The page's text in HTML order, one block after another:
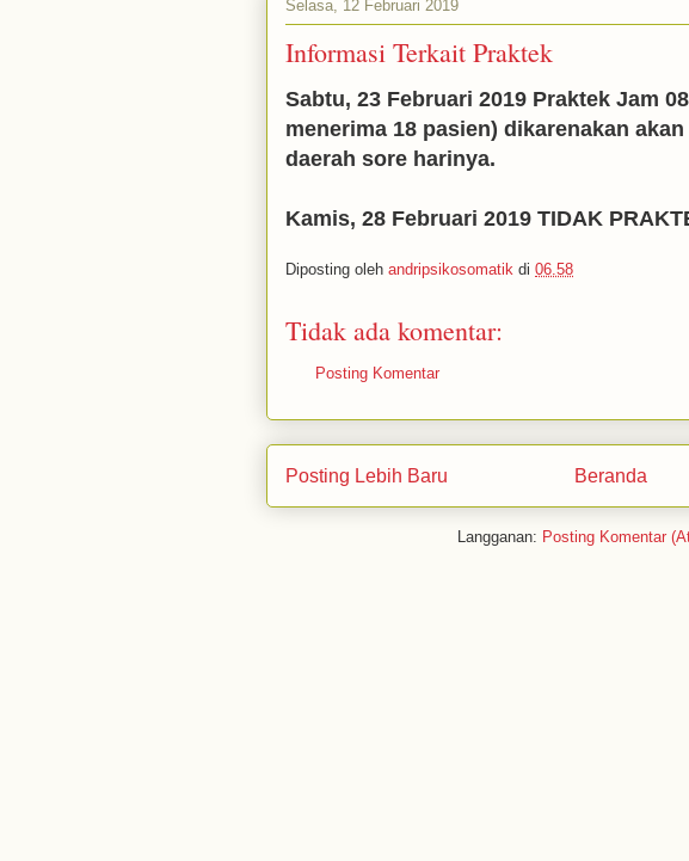
Selasa, 12 Februari 2019
Informasi Terkait Praktek
Sabtu, 23 Februari 2019 Praktek Jam
menerima 18 pasien) dikarenakan
daerah sore harinya.
Kamis, 28 Februari 2019 TIDAK
Diposting oleh andripsikosomatik di 06.58
Tidak ada komentar:
Posting Komentar
Posting Lebih Baru Beranda
Langganan: Posting Komentar